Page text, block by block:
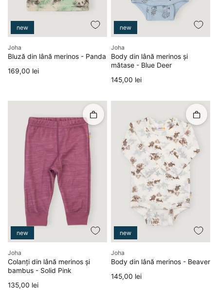
Bluză din lână merinos - Panda
new
Producător
Joha
Preț
169,00 lei
Body din lână merinos și
mătase - Blue Deer
new
Producător
Joha
Preț
145,00 lei
Colanți din lână merinos și
bambus - Solid Pink
new
Rapid în coș
Producător
Joha
Preț
135,00 lei
Body din lână merinos - Beaver
new
Rapid
Producător
Joha
Preț
145,00 lei